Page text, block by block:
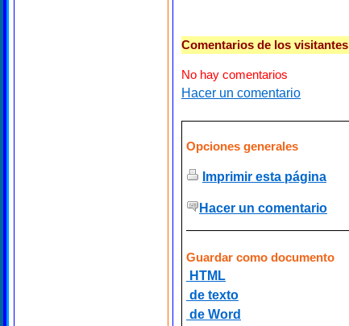
Comentarios de los visitantes
No hay comentarios
Hacer un comentario
Opciones generales
Imprimir esta página
Hacer un comentario
Guardar como documento
HTML
de texto
de Word